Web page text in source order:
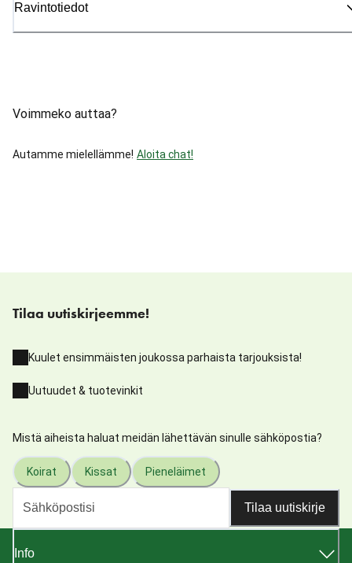
Ravintotiedot
Voimmeko auttaa?
Autamme mielellämme! Aloita chat!
Tilaa uutiskirjeemme!
Kuulet ensimmäisten joukossa parhaista tarjouksista!
Uutuudet & tuotevinkit
Mistä aiheista haluat meidän lähettävän sinulle sähköpostia?
Koirat Kissat Pieneläimet
Tilaa uutiskirje
Info